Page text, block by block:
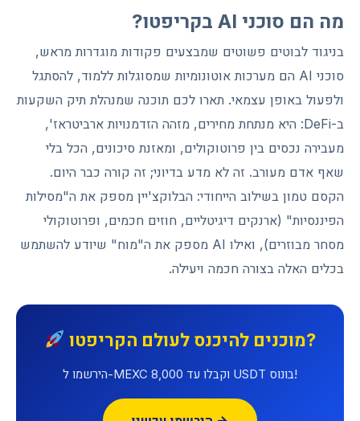
מה הם סוכני AI בקריפטו?
בניגוד לבוטים פשוטים שמבצעים פקודות מוגדרות מראש,
סוכני AI הם מערכות אוטונומיות שמסוגלות ללמוד, להסתגל
ולפעול באופן עצמאי. תארו לכם תוכנה שמנהלת תיק השקעות
ב-DeFi: היא מנתחת מחירים, מזהה הזדמנויות ארביטראז',
מעבירה נכסים בין פרוטוקולים, ומאזנת סיכונים, הכל בלי
שאף אדם מעורב. זה לא מדע בדיוני; זה קורה כבר היום.
הקסם טמון בשילוב הייחודי: הבלוקצ'יין מספק את ה"מסילות
הפיננסיות" (ארנקים דיגיטליים, חוזים חכמים, ופרוטוקולי
מסחר מבוזרים), ואילו AI מספק את ה"מוח" שיודע להשתמש
בכלים האלה בצורה חכמה ויעילה.
מוכנים להיכנס לעולם הקריפטו?
הירשמו ל-MEXC וקבלו עד 8,000 USDT בונוס!